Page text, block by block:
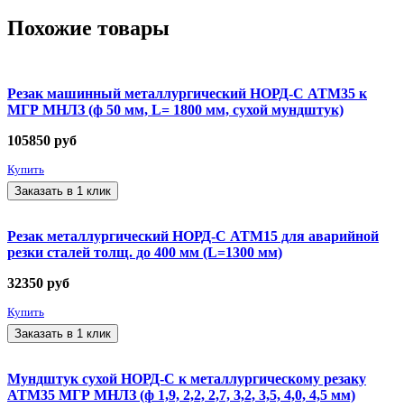
Похожие товары
Резак машинный металлургический НОРД-С АТМ35 к
МГР МНЛЗ (ф 50 мм, L= 1800 мм, сухой мундштук)
105850 руб
Купить
Заказать в 1 клик
Резак металлургический НОРД-С АТМ15 для аварийной
резки сталей толщ. до 400 мм (L=1300 мм)
32350 руб
Купить
Заказать в 1 клик
Мундштук сухой НОРД-С к металлургическому резаку
АТМ35 МГР МНЛЗ (ф 1,9, 2,2, 2,7, 3,2, 3,5, 4,0, 4,5 мм)